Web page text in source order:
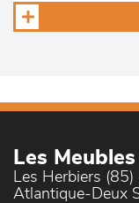
Les
Les Herbiers
Atlantique-Deux